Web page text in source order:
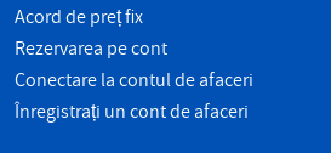
Acord de preț fix
Rezervarea pe cont
Conectare la contul de afaceri
Înregistrați un cont de afaceri